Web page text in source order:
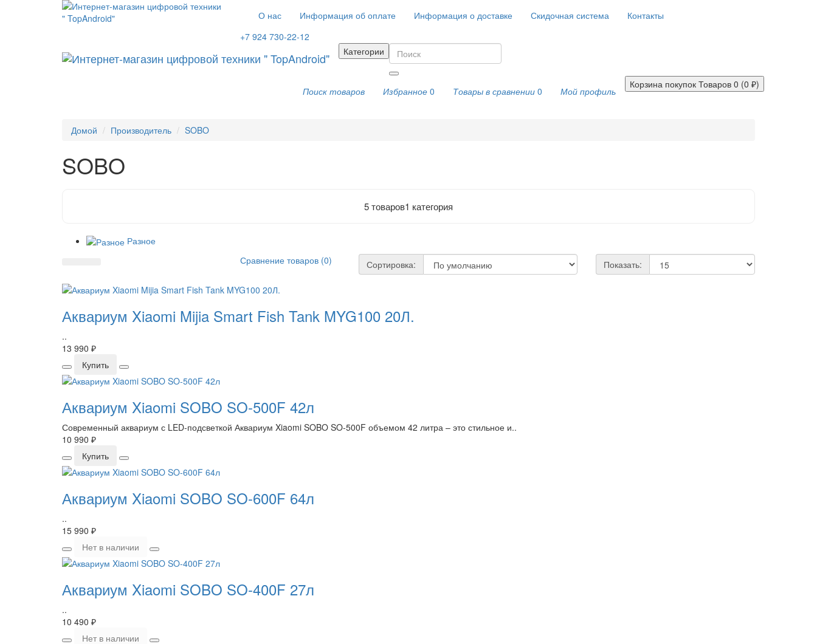
О нас Информация об оплате Информация о доставке Скидочная система
Контакты
+7 924 730-22-12
Категории
Поиск товаров Избранное 0 Товары в сравнении 0 Мой профиль
Корзина покупок Товаров 0 (0 ₽)
Домой Производитель SOBO
SOBO
5 товаров1 категория
Разное
Сравнение товаров (0)
Сортировка: Показать:
Аквариум Xiaomi Mijia Smart Fish Tank MYG100 20Л.
..
13 990 ₽
Купить
Аквариум Xiaomi SOBO SO-500F 42л
Современный аквариум с LED-подсветкой Аквариум Xiaomi SOBO SO-500F объемом 42 литра – это стильное и..
10 990 ₽
Купить
Аквариум Xiaomi SOBO SO-600F 64л
..
15 990 ₽
Нет в наличии
Аквариум Xiaomi SOBO SO-400F 27л
..
10 490 ₽
Нет в наличии